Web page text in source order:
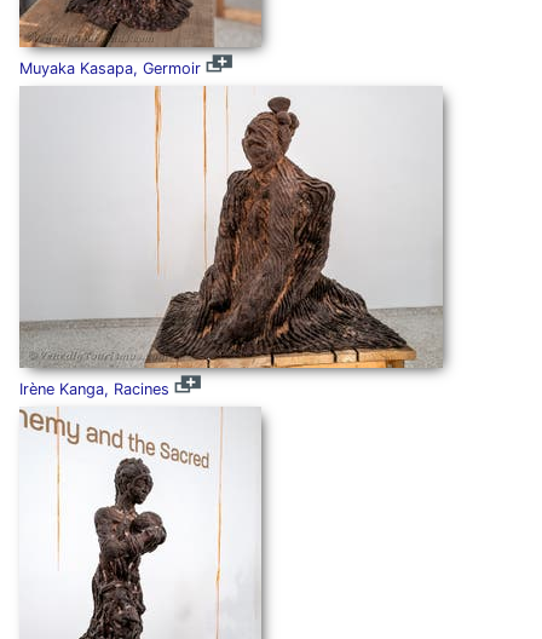
Muyaka Kasapa, Germoir
Irène Kanga, Racines